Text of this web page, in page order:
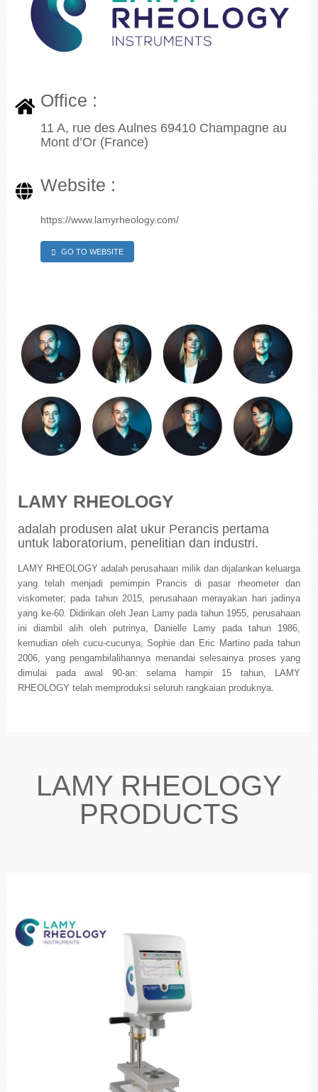
Office :
11 A, rue des Aulnes 69410 Champagne au
Mont d’Or (France)
Website :
https://www.lamyrheology.com/
GO TO WEBSITE
LAMY RHEOLOGY
adalah produsen alat ukur Perancis pertama
untuk laboratorium, penelitian dan industri.
LAMY RHEOLOGY adalah perusahaan milik dan dijalankan keluarga
yang telah menjadi pemimpin Prancis di pasar rheometer dan
viskometer; pada tahun 2015, perusahaan merayakan hari jadinya
yang ke-60. Didirikan oleh Jean Lamy pada tahun 1955, perusahaan
ini diambil alih oleh putrinya, Danielle Lamy pada tahun 1986,
kemudian oleh cucu-cucunya, Sophie dan Eric Martino pada tahun
2006, yang pengambilalihannya menandai selesainya proses yang
dimulai pada awal 90-an: selama hampir 15 tahun, LAMY
RHEOLOGY telah memproduksi seluruh rangkaian produknya.
LAMY RHEOLOGY
PRODUCTS